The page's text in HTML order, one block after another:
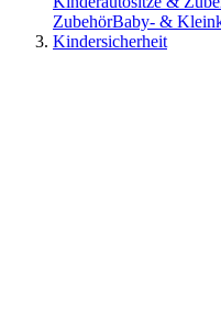
ZubehörBaby- &
Kindersicherheit